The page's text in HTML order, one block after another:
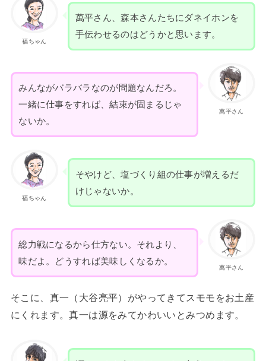
福ちゃん
萬平さん、森本さんたちにダネイホンを
手伝わせるのはどうかと思います。
萬平さん
みんながバラバラなのが問題なんだろ。
一緒に仕事をすれば、結束が固まるじゃ
ないか。
福ちゃん
そやけど、塩づくり組の仕事が増えるだ
けじゃないか。
萬平さん
総力戦になるから仕方ない。それより、
味だよ。どうすれば美味しくなるか。
そこに、真一（大谷亮平）がやってきてスモモをお土産
にくれます。真一は源をみてかわいいとみつめます。